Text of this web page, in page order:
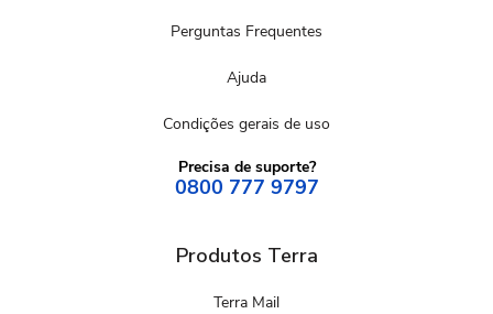
Perguntas Frequentes
Ajuda
Condições gerais de uso
Precisa de suporte?
0800 777 9797
Produtos Terra
Terra Mail